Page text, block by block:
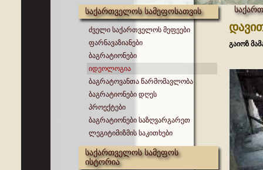
საქართველოს სამეფოსათვის
ძველი საქართველოს მეფეები
ფარნავაზიანები
ბაგრატიონები
იდეოლოგია
ბაგრატოვანთა წარმომავლობა
ბაგრატიონები დღეს
პროექტები
ბაგრატიონები საზღვარგარეთ
ლეგიტიმიზმის საკითხები
საქართველოს სამეფოს
ისტორია
გაიოზ